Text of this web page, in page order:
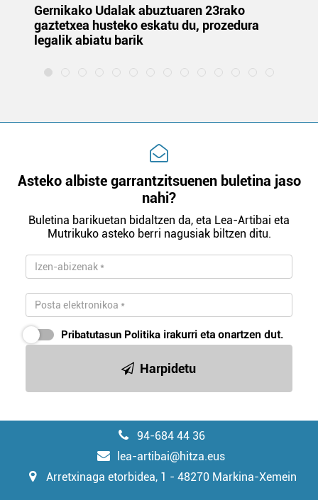
Gernikako Udalak abuztuaren 23rako
gaztetxea husteko eskatu du, prozedura
legalik abiatu barik
Asteko albiste garrantzitsuenen buletina jaso
nahi?
Buletina barikuetan bidaltzen da, eta Lea-Artibai eta
Mutrikuko asteko berri nagusiak biltzen ditu.
Pribatutasun Politika irakurri eta onartzen dut.
Harpidetu
94-684 44 36
lea-artibai@hitza.eus
Arretxinaga etorbidea, 1 - 48270 Markina-Xemein